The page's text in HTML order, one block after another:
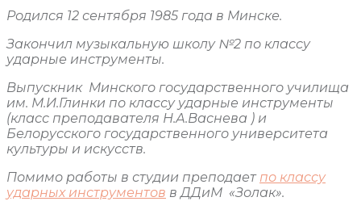
Родился 12 сентября 1985 года в Минске.
Закончил музыкальную школу №2 по классу
ударные инструменты.
Выпускник Минского государственного училища
им. М.И.Глинки по классу ударные инструменты
(класс преподавателя Н.А.Васнева ) и
Белорусского государственного университета
культуры и искусств.
Помимо работы в студии преподает по классу
ударных инструментов в ДДиМ «Золак».